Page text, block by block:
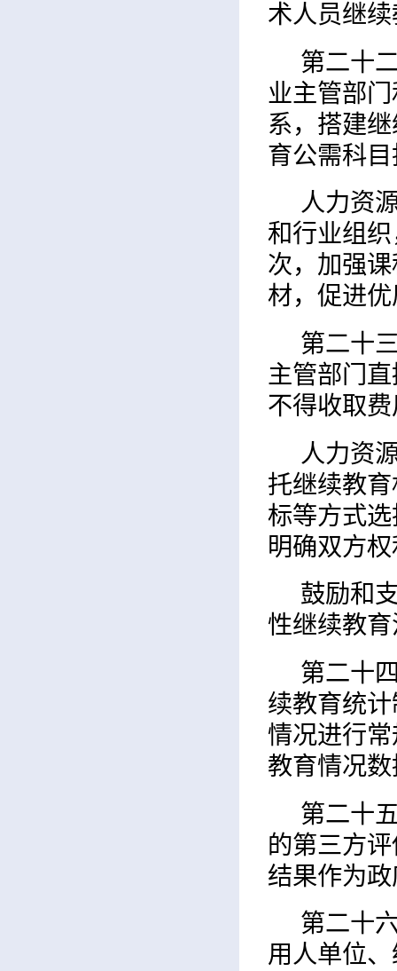
术人员继
第二十
业主管部
系，搭建
育公需科
人力资
和行业组
次，加强
材，促进
第二十
主管部门
不得收取
人力资
托继续教
标等方式
明确双方
鼓励和
性继续教
第二十
续教育统
情况进行
教育情况
第二十
的第三方
结果作为
第二十
用人单位